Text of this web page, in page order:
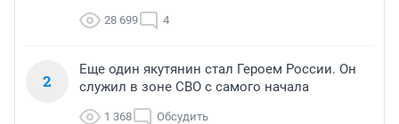
28 699 4
2
Еще один якутянин стал Героем России. Он
служил в зоне СВО с самого начала
1 368 Обсудить